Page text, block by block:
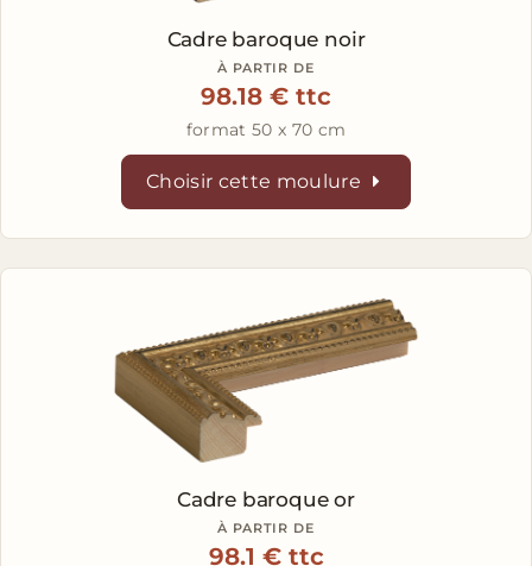
Cadre baroque noir
À PARTIR DE
98.18 € ttc
format 50 x 70 cm
Choisir cette moulure
Cadre baroque or
À PARTIR DE
98.1 € ttc